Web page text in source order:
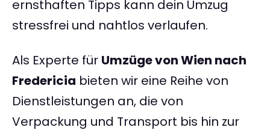
ernsthaften Tipps kann dein Umzug
stressfrei und nahtlos verlaufen.
Als Experte für Umzüge von Wien nach
Fredericia bieten wir eine Reihe von
Dienstleistungen an, die von
Verpackung und Transport bis hin zur